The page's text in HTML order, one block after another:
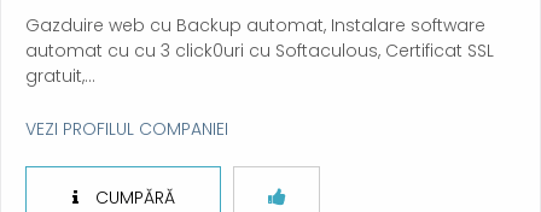
Gazduire web cu Backup automat, Instalare software
automat cu cu 3 click0uri cu Softaculous, Certificat SSL
gratuit,...
VEZI PROFILUL COMPANIEI
CUMPĂRĂ